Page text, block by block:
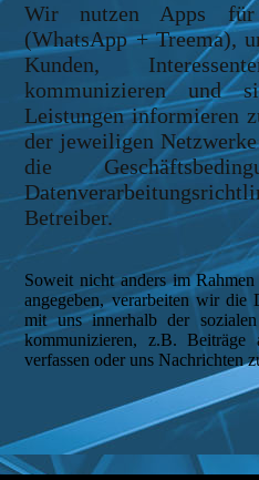
Wir nutzen Apps für
(WhatsApp + Treema),
Kunden,
kommunizieren und
Leistungen informieren
der jeweiligen
die
Betreiber.
Soweit nicht anders im
angegeben, verarbeiten wir die
mit uns innerhalb der
kommunizieren, z.B. Beiträge
verfassen oder uns Nachrichten